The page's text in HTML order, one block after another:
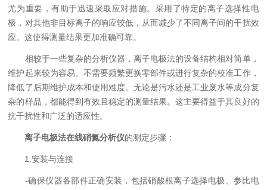
尤为重要，有助于迅速采取应对措施。采用了特定的离子选择性电
极，对其他非目标离子的响应较低，从而减少了不同离子间的干扰效
应。这使得测量结果更加准确可靠。
相较于一些复杂的分析仪器，离子电极法的设备结构相对简单，
维护起来较为容易。不需要频繁更换零部件或进行复杂的校准工作，
降低了后期维护成本和使用难度。无论是污水还是工业废水等成分复
杂的样品，都能得到有效且稳定的测量结果。这主要得益于其良好的
抗干扰性和广泛的适应性。
离子电极法在线硝氮分析仪的测定步骤：
1.安装与连接
-确保仪器各部件正确安装，包括硝酸根离子选择电极、参比电